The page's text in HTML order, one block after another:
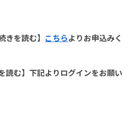
きを読む】 こちらよりお申込みく
読む】下記よりログインをお願い